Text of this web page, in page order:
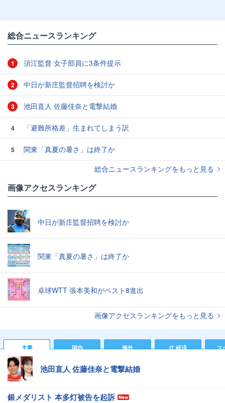
総合ニュースランキング
1 須江監督 女子部員に3条件提示
2 中日が新庄監督招聘を検討か
3 池田直人 佐藤佳奈と電撃結婚
4 「避難所格差」生まれてしまう訳
5
関東「真夏の暑さ」は終了か
総合ニュースランキングをもっと見る
画像アクセスランキング
中日が新庄監督招聘を検討か
関東「真夏の暑さ」は終了か
卓球WTT 張本美和がベスト8進出
画像アクセスランキングをもっと見る
主要 国内 海外 IT 経済 ス
池田直人 佐藤佳奈と電撃結婚
銀メダリスト 本多灯被告を起訴